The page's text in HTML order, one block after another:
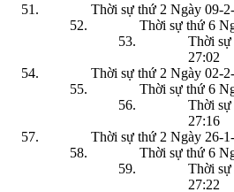
Thời sự thứ 2 Ngày 09-
Thời sự thứ 6
Thời sự
27:02
Thời sự thứ 2 Ngày 02-
Thời sự thứ 6
Thời sự
27:16
Thời sự thứ 2 Ngày 26-
Thời sự thứ 6
Thời sự
27:22